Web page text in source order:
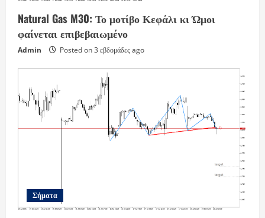
Natural Gas M30: Το μοτίβο Κεφάλι κι Ώμοι
φαίνεται επιβεβαιωμένο
Admin Posted on 3 εβδομάδες ago
Σήματα